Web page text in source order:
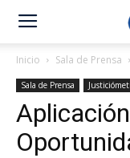
Inicio Sala de Prensa
Sala de Prensa